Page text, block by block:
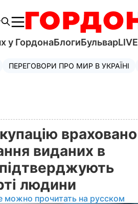
у ГордонаБлогиБульварLIVE
ПЕРЕГОВОРИ ПРО МИР В УКРАЇНІ
враховано
виданих в
людини
можно прочитать на русском